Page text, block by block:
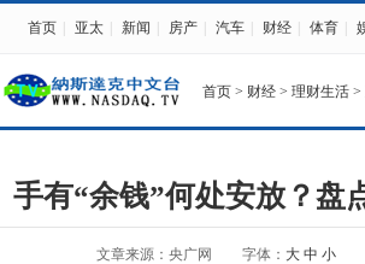
首页 亚太 新闻 房产 汽车 财经 体育
首页 > 财经 > 理财生活 >
手有“余钱”何处安放？盘
文章来源：央广网 字体： 大 中 小